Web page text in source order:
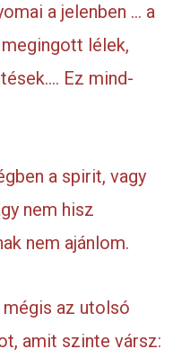
a jelenben … a
lélek,
Ez mind-
a spirit, vagy
nem hisz
nem ajánlom.
az utolsó
amit szinte vársz: